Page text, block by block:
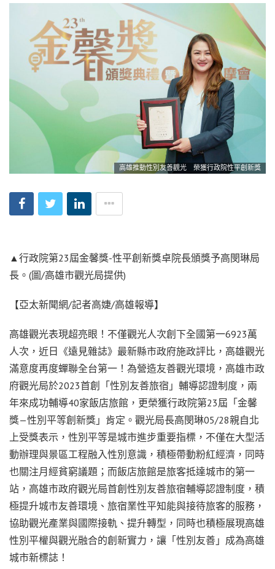
高雄推動性別友善觀光 榮獲行政院性平創新獎
▲行政院第23屆金馨獎-性平創新獎卓院長頒獎予高閔琳局
長。(圖/高雄市觀光局提供)
【亞太新聞網/記者高婕/高雄報導】
高雄觀光表現超亮眼！不僅觀光人次創下全國第一6923萬
人次，近日《遠見雜誌》最新縣市政府施政評比，高雄觀光
滿意度再度蟬聯全台第一！為營造友善觀光環境，高雄市政
府觀光局於2023首創「性別友善旅宿」輔導認證制度，兩
年來成功輔導40家飯店旅館，更榮獲行政院第23屆「金馨
獎—性別平等創新獎」肯定。觀光局長高閔琳05/28親自北
上受獎表示，性別平等是城市進步重要指標，不僅在大型活
動辦理與景區工程融入性別意識，積極帶動粉紅經濟，同時
也關注月經貧窮議題；而飯店旅館是旅客抵達城市的第一
站，高雄市政府觀光局首創性別友善旅宿輔導認證制度，積
極提升城市友善環境、旅宿業性平知能與接待旅客的服務，
協助觀光產業與國際接軌、提升轉型，同時也積極展現高雄
性別平權與觀光融合的創新實力，讓「性別友善」成為高雄
城市新標誌！